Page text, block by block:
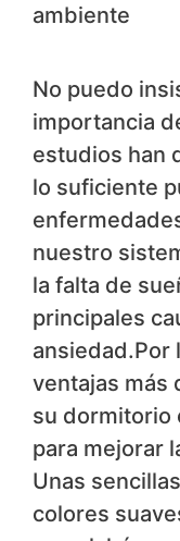
ambiente
No puedo
importancia
estudios han
lo suficiente
nuestro
la falta de
principales
ansiedad.Por
ventajas más
su dormitorio
para mejorar
Unas
colores